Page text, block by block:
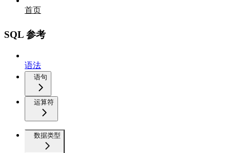
首页
SQL 参考
语法
语句
运算符
数据类型